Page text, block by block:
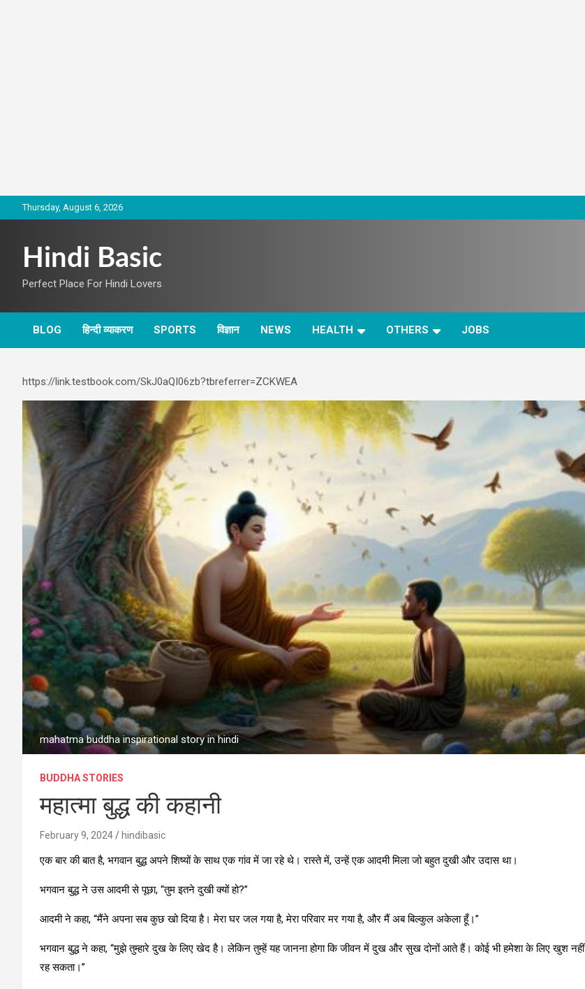
to
Thursday, August 6, 2026
Hindi Basic
Perfect Place For Hindi Lovers
BLOG हिन्दी व्याकरण SPORTS विज्ञान NEWS HEALTH OTHERS JOBS
https://link.testbook.com/SkJ0aQI06zb?tbreferrer=ZCKWEA
mahatma buddha inspirational story in hindi
BUDDHA STORIES
महात्मा बुद्ध की कहानी
February 9, 2024 hindibasic
एक बार की बात है, भगवान बुद्ध अपने शिष्यों के साथ एक गांव में जा रहे थे। रास्ते में, उन्हें एक आदमी मिला जो बहुत दुखी और उदास था।
भगवान बुद्ध ने उस आदमी से पूछा, “तुम इतने दुखी क्यों हो?”
आदमी ने कहा, “मैंने अपना सब कुछ खो दिया है। मेरा घर जल गया है, मेरा परिवार मर गया है, और मैं अब बिल्कुल अकेला हूँ।”
भगवान बुद्ध ने कहा, “मुझे तुम्हारे दुख के लिए खेद है। लेकिन तुम्हें यह जानना होगा कि जीवन में दुख और सुख दोनों आते हैं। कोई भी हमेशा के लिए खुश नहीं
रह सकता।”